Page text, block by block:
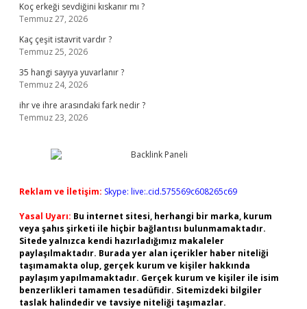
Koç erkeği sevdiğini kıskanır mı ?
Temmuz 27, 2026
Kaç çeşit istavrit vardır ?
Temmuz 25, 2026
35 hangi sayıya yuvarlanır ?
Temmuz 24, 2026
ihr ve ihre arasındaki fark nedir ?
Temmuz 23, 2026
Reklam ve İletişim: Skype: live:.cid.575569c608265c69
Yasal Uyarı: Bu internet sitesi, herhangi bir marka, kurum
veya şahıs şirketi ile hiçbir bağlantısı bulunmamaktadır.
Sitede yalnızca kendi hazırladığımız makaleler
paylaşılmaktadır. Burada yer alan içerikler haber niteliği
taşımamakta olup, gerçek kurum ve kişiler hakkında
paylaşım yapılmamaktadır. Gerçek kurum ve kişiler ile isim
benzerlikleri tamamen tesadüfidir. Sitemizdeki bilgiler
taslak halindedir ve tavsiye niteliği taşımazlar.